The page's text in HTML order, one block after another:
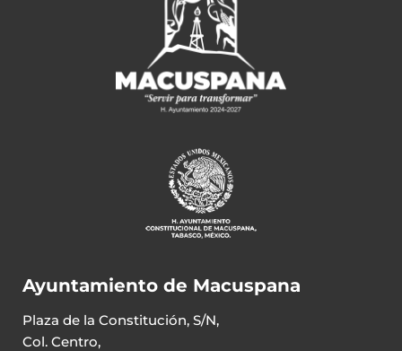
Ayuntamiento de Macuspana
Plaza de la Constitución, S/N,
Col. Centro,